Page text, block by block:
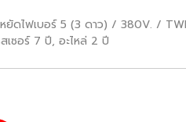
ดไฟเบอร์ 5 (3 ดาว) / 380V. /
เซอร์ 7 ปี, อะไหล่ 2 ปี